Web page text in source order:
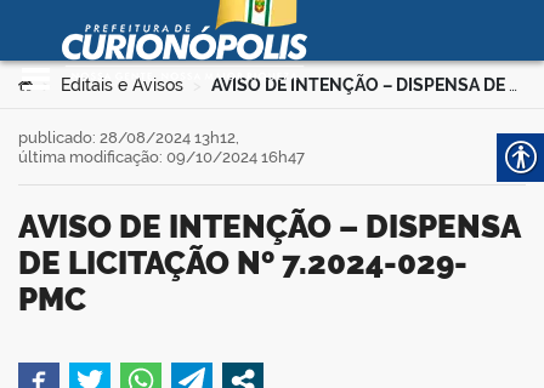
Ir para o conteúdo
Prefeitura Municipal de
Curionópolis
Você está aqui:
Editais e Avisos > AVISO DE INTENÇÃO – DISPENSA DE LICITAÇÃO Nº 7.2024-029-PMC
AVISO DE INTENÇÃO – DISPENSA
DE LICITAÇÃO Nº 7.2024-029-
PMC
publicado: 28/08/2024 13h12,
última modificação: 09/10/2024 16h47